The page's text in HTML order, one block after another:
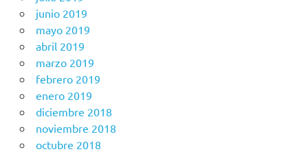
junio 2019
mayo 2019
abril 2019
marzo 2019
febrero 2019
enero 2019
diciembre 2018
noviembre 2018
octubre 2018